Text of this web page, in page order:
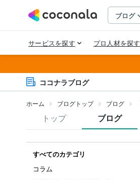
ココナラブログ
ホーム ブログトップ ブログ
トップ ブログ
すべてのカテゴリ
コラム